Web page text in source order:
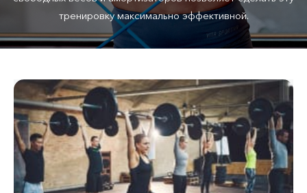
тренировку максимально эффективной.